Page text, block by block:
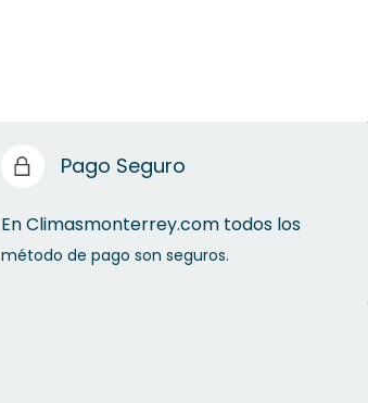
Pago Seguro
En Climasmonterrey.com todos los
método de pago son seguros.